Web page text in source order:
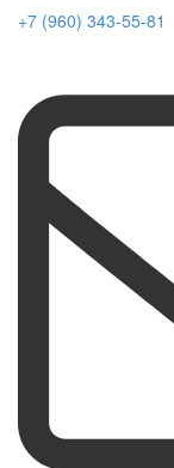
+7 (960) 343-55-81